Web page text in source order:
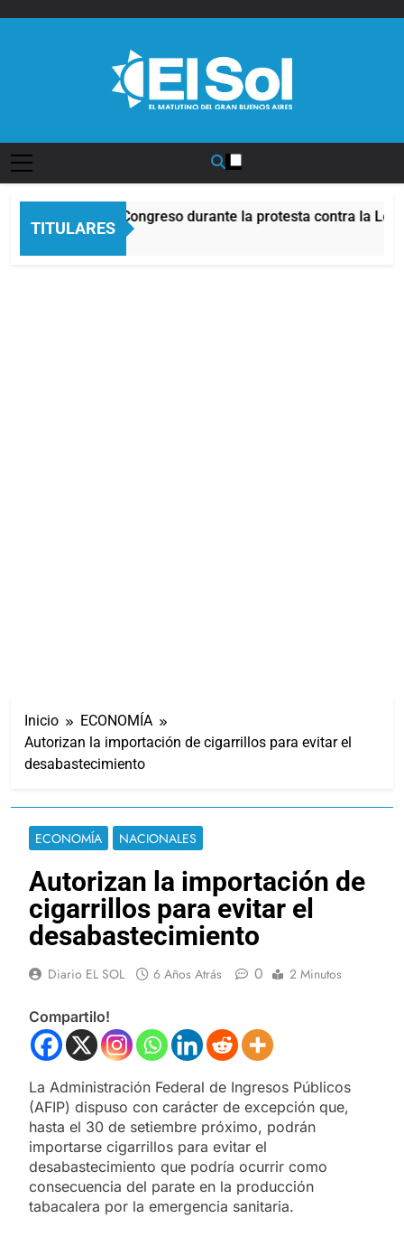
TITULARES
frente al Congreso durante la protesta contra la Ley
Atrás
Inicio
ECONOMÍA
Autorizan la importación de cigarrillos para evitar el
desabastecimiento
ECONOMÍA NACIONALES
Autorizan la importación de
cigarrillos para evitar el
desabastecimiento
Diario EL SOL 6 Años Atrás 0 2 Minutos
Compartilo!
La Administración Federal de Ingresos Públicos
(AFIP) dispuso con carácter de excepción que,
hasta el 30 de setiembre próximo, podrán
importarse cigarrillos para evitar el
desabastecimiento que podría ocurrir como
consecuencia del parate en la producción
tabacalera por la emergencia sanitaria.